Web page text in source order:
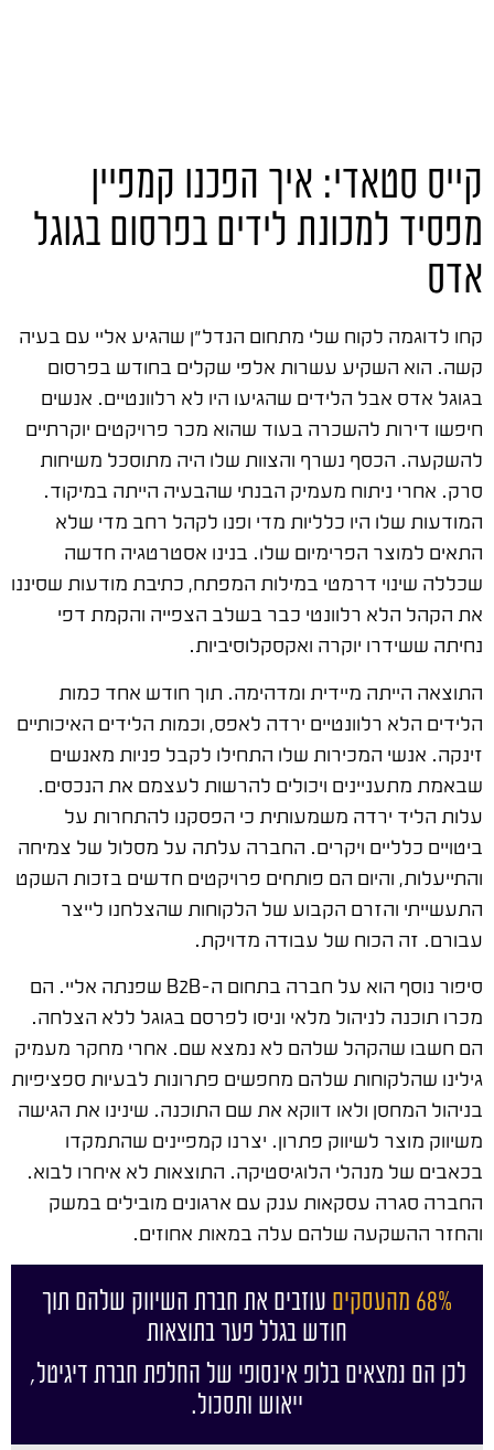
קייס סטאדי: איך הפכנו קמפיין
מפסיד למכונת לידים בפרסום בגוגל
אדס
קחו לדוגמה לקוח שלי מתחום הנדל"ן שהגיע אליי עם בעיה
קשה. הוא השקיע עשרות אלפי שקלים בחודש בפרסום
בגוגל אדס אבל הלידים שהגיעו היו לא רלוונטיים. אנשים
חיפשו דירות להשכרה בעוד שהוא מכר פרויקטים יוקרתיים
להשקעה. הכסף נשרף והצוות שלו היה מתוסכל משיחות
סרק. אחרי ניתוח מעמיק הבנתי שהבעיה הייתה במיקוד.
המודעות שלו היו כלליות מדי ופנו לקהל רחב מדי שלא
התאים למוצר הפרימיום שלו. בנינו אסטרטגיה חדשה
שכללה שינוי דרמטי במילות המפתח, כתיבת מודעות שסיננו
את הקהל הלא רלוונטי כבר בשלב הצפייה והקמת דפי
נחיתה ששידרו יוקרה ואקסקלוסיביות.
התוצאה הייתה מיידית ומדהימה. תוך חודש אחד כמות
הלידים הלא רלוונטיים ירדה לאפס, וכמות הלידים האיכותיים
זינקה. אנשי המכירות שלו התחילו לקבל פניות מאנשים
שבאמת מתעניינים ויכולים להרשות לעצמם את הנכסים.
עלות הליד ירדה משמעותית כי הפסקנו להתחרות על
ביטויים כלליים ויקרים. החברה עלתה על מסלול של צמיחה
והתייעלות, והיום הם פותחים פרויקטים חדשים בזכות השקט
התעשייתי והזרם הקבוע של הלקוחות שהצלחנו לייצר
עבורם. זה הכוח של עבודה מדויקת.
סיפור נוסף הוא על חברה בתחום ה-B2B שפנתה אליי. הם
מכרו תוכנה לניהול מלאי וניסו לפרסם בגוגל ללא הצלחה.
הם חשבו שהקהל שלהם לא נמצא שם. אחרי מחקר מעמיק
גילינו שהלקוחות שלהם מחפשים פתרונות לבעיות ספציפיות
בניהול המחסן ולאו דווקא את שם התוכנה. שינינו את הגישה
משיווק מוצר לשיווק פתרון. יצרנו קמפיינים שהתמקדו
בכאבים של מנהלי הלוגיסטיקה. התוצאות לא איחרו לבוא.
החברה סגרה עסקאות ענק עם ארגונים מובילים במשק
והחזר ההשקעה שלהם עלה במאות אחוזים.
68% מהעסקים
עוזבים את חברת השיווק שלהם תוך
חודש בגלל פער בתוצאות
לכן הם נמצאים בלופ אינסופי של החלפת חברת דיגיטל,
ייאוש ותסכול.